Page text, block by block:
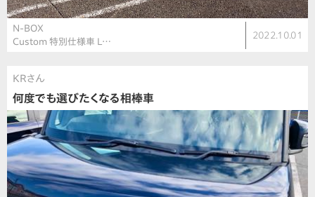
N-BOX
Custom 特別仕様車 L…
2022.10.01
KRさん
何度でも選びたくなる相棒車